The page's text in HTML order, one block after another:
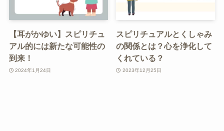
【耳がかゆい】スピリチュ
アル的には新たな可能性の
到来！
2024年1月24日
スピリチュアルとくしゃみ
の関係とは？心を浄化して
くれている？
2023年12月25日